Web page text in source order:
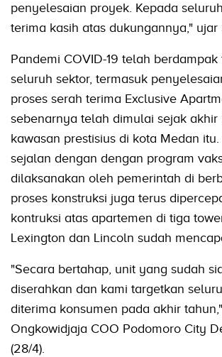
penyelesaian proyek. Kepada
terima kasih atas dukungannya," ujar
Pandemi COVID-19 telah
seluruh sektor, termasuk
proses serah terima Exclusive
sebenarnya telah dimulai sejak akhir
kawasan prestisius di kota Medan
sejalan dengan dengan program
dilaksanakan oleh pemerintah di
proses konstruksi juga terus
kontruksi atas apartemen di tiga
Lexington dan Lincoln sudah
"Secara bertahap, unit yang sudah
diserahkan dan kami targetkan
diterima konsumen pada akhir
Ongkowidjaja COO Podomoro City
(28/4).